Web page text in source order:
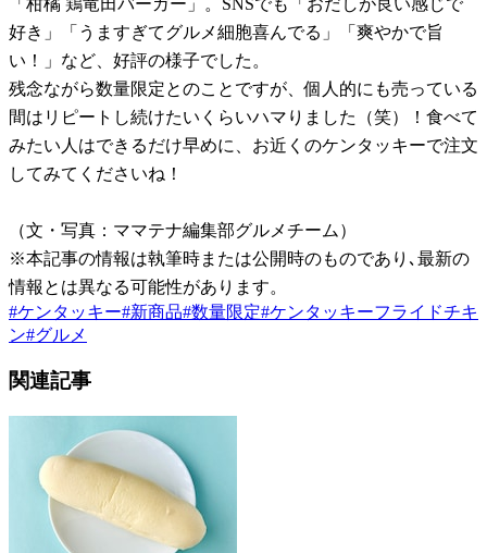
好き」「うますぎてグルメ細胞喜んでる」「爽やかで旨
い！」など、好評の様子でした。
残念ながら数量限定とのことですが、個人的にも売っている
間はリピートし続けたいくらいハマりました（笑）！食べて
みたい人はできるだけ早めに、お近くのケンタッキーで注文
してみてくださいね！
（文・写真：ママテナ編集部グルメチーム）
※本記事の情報は執筆時または公開時のものであり､最新の
情報とは異なる可能性があります。
#ケンタッキー#新商品#数量限定#ケンタッキーフライドチキ
ン#グルメ
関連記事